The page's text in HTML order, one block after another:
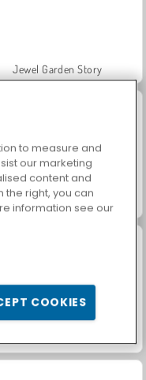
Jewel Garden Story
Royal Story
to measure and
our marketing
content and
the right, you can
information see our
COOKIES